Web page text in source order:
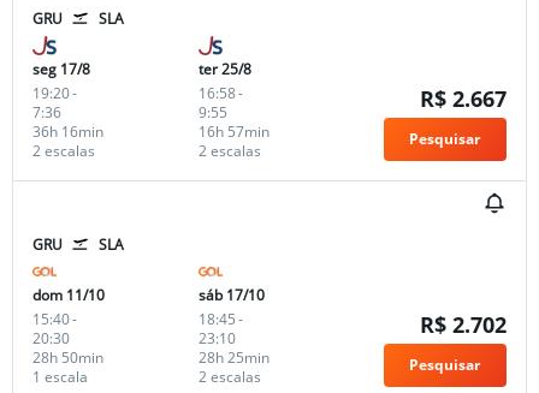
GRU SLA
seg 17/8
19:20-
7:36
2 escalas
36h 16min
ter 25/8
16:58-
9:55
2 escalas
16h 57min
R$ 2.667
Pesquisar
GRU SLA
dom 11/10
15:40-
20:30
1 escala
28h 50min
sáb 17/10
18:45-
23:10
2 escalas
28h 25min
R$ 2.702
Pesquisar